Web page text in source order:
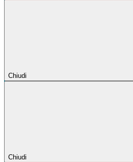
Chiudi
Chiudi